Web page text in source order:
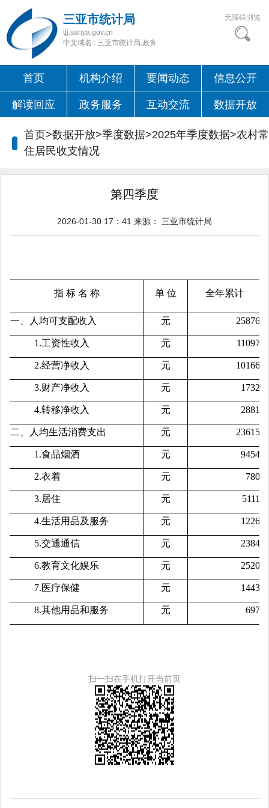
三亚市统计局
tjj.sanya.gov.cn
中文域名 : 三亚市统计局.政务
无障碍浏览
首页 机构介绍 要闻动态 信息公开
解读回应 政务服务 互动交流 数据开放
首页>数据开放>季度数据>2025年季度数据>农村常
住居民收支情况
第四季度
2026-01-30 17：41 来源： 三亚市统计局
指 标 名 称 单 位 全年累计
一、人均可支配收入 元 25876
1.工资性收入 元 11097
2.经营净收入 元 10166
3.财产净收入 元 1732
4.转移净收入 元 2881
二、人均生活消费支出 元 23615
1.食品烟酒 元 9454
2.衣着 元 780
3.居住 元 5111
4.生活用品及服务 元 1226
5.交通通信 元 2384
6.教育文化娱乐 元 2520
7.医疗保健 元 1443
8.其他用品和服务 元 697
扫一扫在手机打开当前页